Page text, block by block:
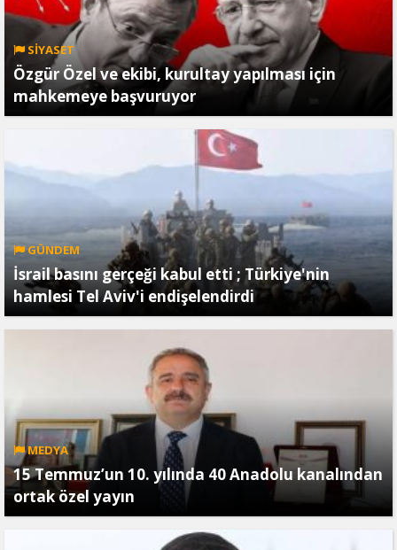
SİYASET
Özgür Özel ve ekibi, kurultay yapılması için
mahkemeye başvuruyor
GÜNDEM
İsrail basını gerçeği kabul etti ; Türkiye'nin
hamlesi Tel Aviv'i endişelendirdi
MEDYA
15 Temmuz’un 10. yılında 40 Anadolu kanalından
ortak özel yayın